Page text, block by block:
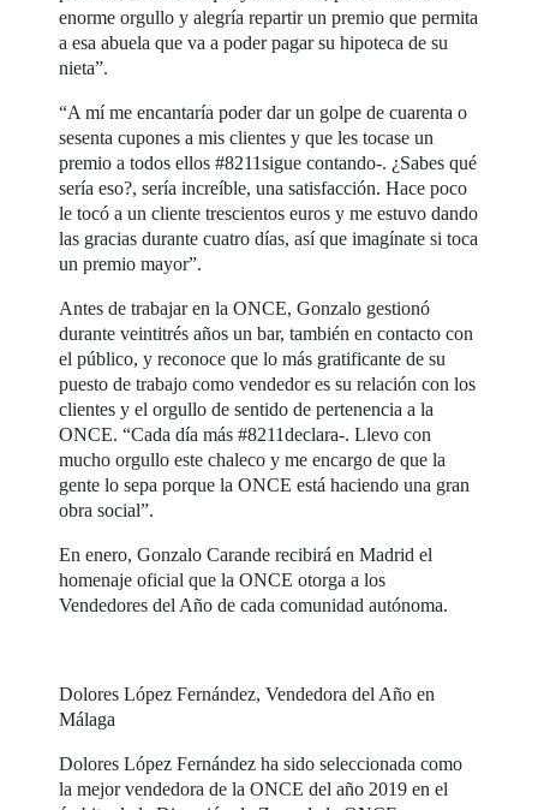
enorme orgullo y alegría repartir un premio que permita
a esa abuela que va a poder pagar su hipoteca de su
nieta”.
“A mí me encantaría poder dar un golpe de cuarenta o
sesenta cupones a mis clientes y que les tocase un
premio a todos ellos #8211sigue contando-. ¿Sabes qué
sería eso?, sería increíble, una satisfacción. Hace poco
le tocó a un cliente trescientos euros y me estuvo dando
las gracias durante cuatro días, así que imagínate si toca
un premio mayor”.
Antes de trabajar en la ONCE, Gonzalo gestionó
durante veintitrés años un bar, también en contacto con
el público, y reconoce que lo más gratificante de su
puesto de trabajo como vendedor es su relación con los
clientes y el orgullo de sentido de pertenencia a la
ONCE. “Cada día más #8211declara-. Llevo con
mucho orgullo este chaleco y me encargo de que la
gente lo sepa porque la ONCE está haciendo una gran
obra social”.
En enero, Gonzalo Carande recibirá en Madrid el
homenaje oficial que la ONCE otorga a los
Vendedores del Año de cada comunidad autónoma.
Dolores López Fernández, Vendedora del Año en
Málaga
Dolores López Fernández ha sido seleccionada como
la mejor vendedora de la ONCE del año 2019 en el